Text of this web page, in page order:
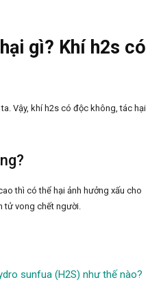
gì? Khí h2s có
Vậy, khí h2s có độc không, tác hại
thì có thể hại ảnh hưởng xấu cho
tử vong chết người.
sunfua (H2S) như thế nào?